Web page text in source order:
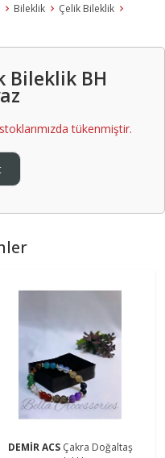
Bileklik
Çelik Bileklik
Bileklik BH
tükenmiştir.
DEMİR ACS Çakra Doğaltaş